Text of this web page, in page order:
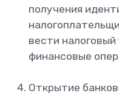
получения
вести
финансовые
Открытие